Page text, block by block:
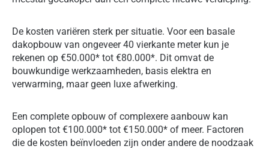
De kosten variëren sterk per situatie. Voor een basale
dakopbouw van ongeveer 40 vierkante meter kun je
rekenen op €50.000* tot €80.000*. Dit omvat de
bouwkundige werkzaamheden, basis elektra en
verwarming, maar geen luxe afwerking.
Een complete opbouw of complexere aanbouw kan
oplopen tot €100.000* tot €150.000* of meer. Factoren
die de kosten beïnvloeden zijn onder andere de noodzaak